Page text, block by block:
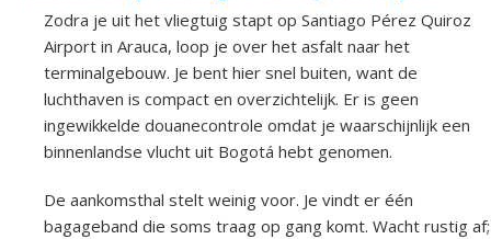
Zodra je uit het vliegtuig stapt op Santiago Pérez Quiroz
Airport in Arauca, loop je over het asfalt naar het
terminalgebouw. Je bent hier snel buiten, want de
luchthaven is compact en overzichtelijk. Er is geen
ingewikkelde douanecontrole omdat je waarschijnlijk een
binnenlandse vlucht uit Bogotá hebt genomen.
De aankomsthal stelt weinig voor. Je vindt er één
bagageband die soms traag op gang komt. Wacht rustig af;